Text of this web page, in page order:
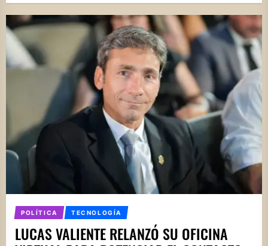
POLÍTICA TECNOLOGÍA
LUCAS VALIENTE RELANZÓ SU OFICINA